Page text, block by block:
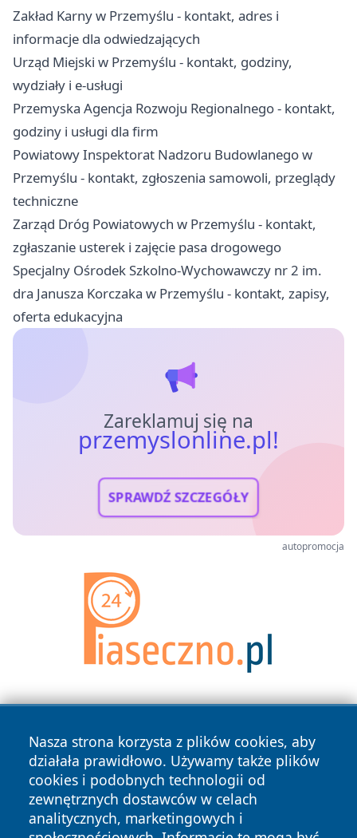
Zakład Karny w Przemyślu - kontakt, adres i
informacje dla odwiedzających
Urząd Miejski w Przemyślu - kontakt, godziny,
wydziały i e-usługi
Przemyska Agencja Rozwoju Regionalnego - kontakt,
godziny i usługi dla firm
Powiatowy Inspektorat Nadzoru Budowlanego w
Przemyślu - kontakt, zgłoszenia samowoli, przeglądy
techniczne
Zarząd Dróg Powiatowych w Przemyślu - kontakt,
zgłaszanie usterek i zajęcie pasa drogowego
Specjalny Ośrodek Szkolno-Wychowawczy nr 2 im.
dra Janusza Korczaka w Przemyślu - kontakt, zapisy,
oferta edukacyjna
Zareklamuj się na
przemyslonline.pl!
SPRAWDŹ SZCZEGÓŁY
autopromocja
Nasza strona korzysta z plików cookies, aby
działała prawidłowo. Używamy także plików
cookies i podobnych technologii od
zewnętrznych dostawców w celach
analitycznych, marketingowych i
Copyright © 2026 przemyslonline.pl Wszystkie prawa
zastrzeżone.